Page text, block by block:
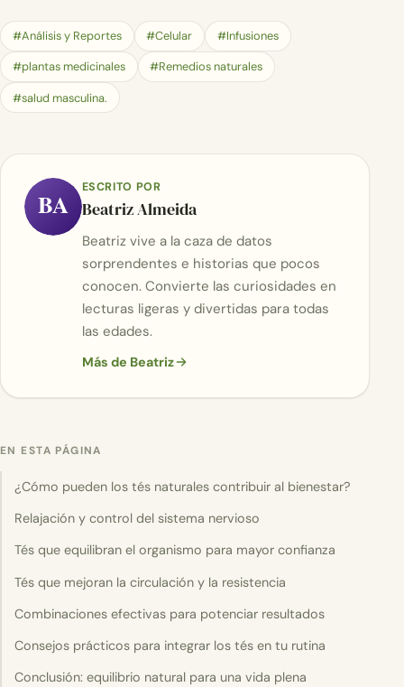
#Análisis y Reportes #Celular #Infusiones
#plantas medicinales #Remedios naturales
#salud masculina.
BA
ESCRITO POR
Beatriz Almeida
Beatriz vive a la caza de datos
sorprendentes e historias que pocos
conocen. Convierte las curiosidades en
lecturas ligeras y divertidas para todas
las edades.
Más de Beatriz
EN ESTA PÁGINA
¿Cómo pueden los tés naturales contribuir al bienestar?
Relajación y control del sistema nervioso
Tés que equilibran el organismo para mayor confianza
Tés que mejoran la circulación y la resistencia
Combinaciones efectivas para potenciar resultados
Consejos prácticos para integrar los tés en tu rutina
Conclusión: equilibrio natural para una vida plena